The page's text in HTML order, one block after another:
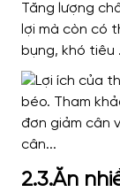
Tăng lượng
lợi mà còn có
bụng, khó tiêu
2.3.Ăn